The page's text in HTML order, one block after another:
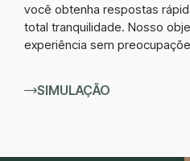
você obtenha respostas
total tranquilidade. Nosso
experiência sem
SIMULAÇÃO